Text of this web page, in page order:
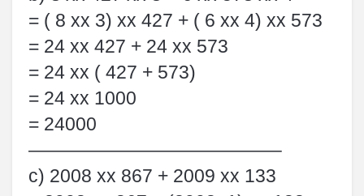
= ( 8 xx 3) xx 427 + ( 6 xx 4) xx 573
= 24 xx 427 + 24 xx 573
= 24 xx ( 427 + 573)
= 24 xx 1000
= 24000
—————————————–
c) 2008 xx 867 + 2009 xx 133